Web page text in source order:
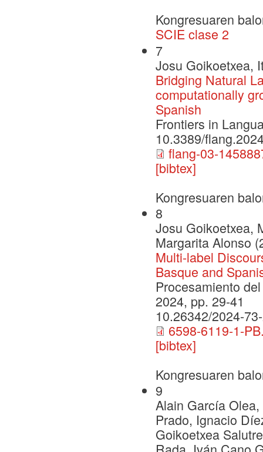
Kongresuaren
SCIE clase 2
7
Josu Goikoetxea,
Bridging Natural
computationally
Spanish
Frontiers in
10.3389/
flang-03-
[bibtex]
Kongresuaren
8
Josu Goikoetxea,
Margarita Alonso
Multi-label
Basque and
Procesamiento
2024, pp. 29-41
10.26342/2024-
6598-6119-1-
[bibtex]
Kongresuaren
9
Alain García
Prado, Ignacio
Goikoetxea